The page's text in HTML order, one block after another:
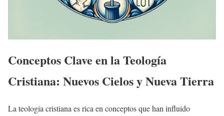
Conceptos Clave en la Teología
Cristiana: Nuevos Cielos y Nueva Tierra
La teología cristiana es rica en conceptos que han influido